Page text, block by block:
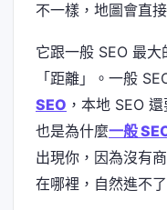
不一樣，地圖會直
它跟一般 SEO 最
「距離」。一般
SEO ，本地 SEO
也是為什麼一般
出現你，因為沒有
在哪裡，自然進不